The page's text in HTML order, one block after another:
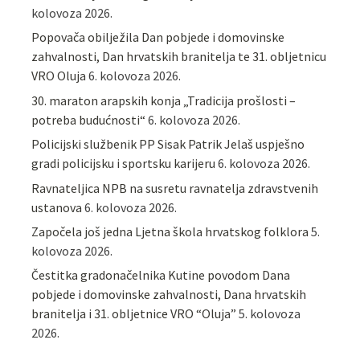
kolovoza 2026.
Popovača obilježila Dan pobjede i domovinske
zahvalnosti, Dan hrvatskih branitelja te 31. obljetnicu
VRO Oluja 6. kolovoza 2026.
30. maraton arapskih konja „Tradicija prošlosti –
potreba budućnosti“ 6. kolovoza 2026.
Policijski službenik PP Sisak Patrik Jelaš uspješno
gradi policijsku i sportsku karijeru 6. kolovoza 2026.
Ravnateljica NPB na susretu ravnatelja zdravstvenih
ustanova 6. kolovoza 2026.
Započela još jedna Ljetna škola hrvatskog folklora 5.
kolovoza 2026.
Čestitka gradonačelnika Kutine povodom Dana
pobjede i domovinske zahvalnosti, Dana hrvatskih
branitelja i 31. obljetnice VRO “Oluja” 5. kolovoza
2026.